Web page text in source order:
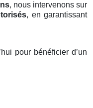
, nous intervenons sur
, en garantissant
pour bénéficier d’un